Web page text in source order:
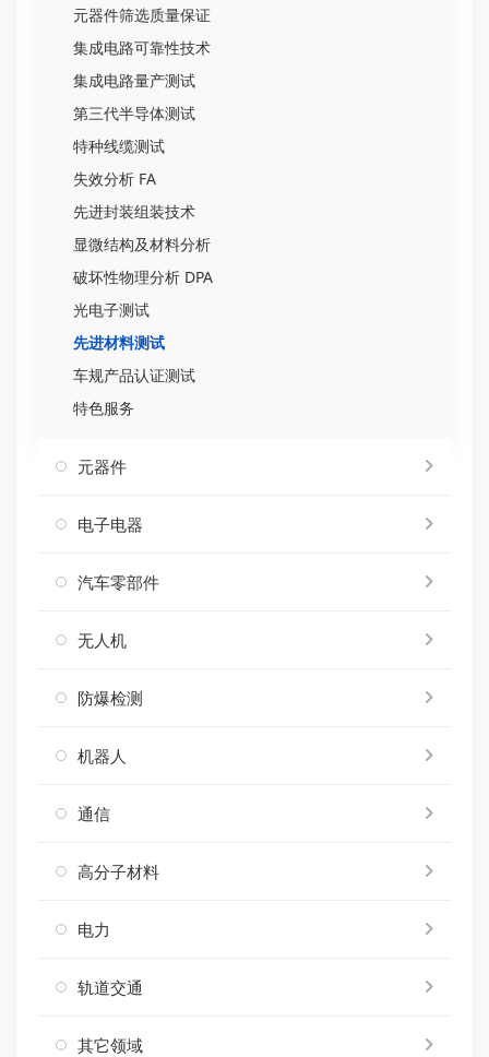
元器件筛选质量保证
集成电路可靠性技术
集成电路量产测试
第三代半导体测试
特种线缆测试
失效分析 FA
先进封装组装技术
显微结构及材料分析
破坏性物理分析 DPA
光电子测试
先进材料测试
车规产品认证测试
特色服务
元器件
电子电器
汽车零部件
无人机
防爆检测
机器人
通信
高分子材料
电力
轨道交通
其它领域